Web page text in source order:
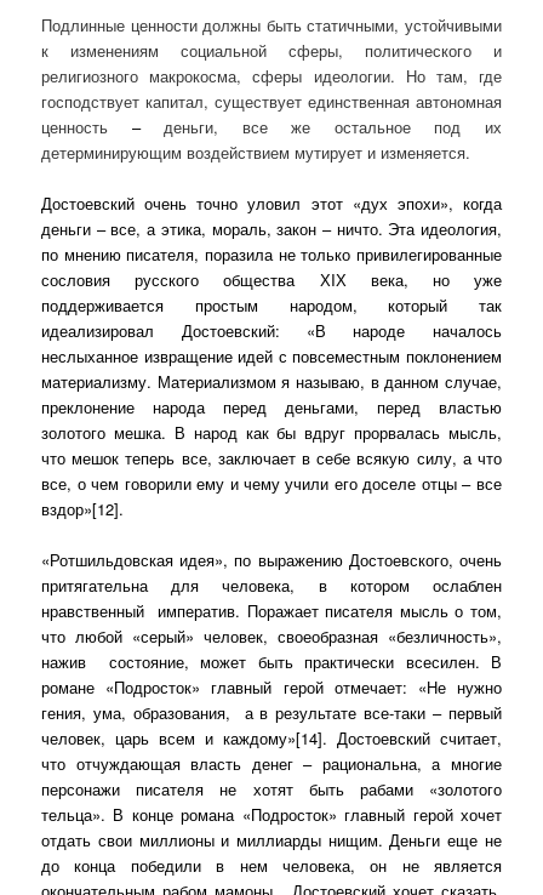
Подлинные ценности должны быть статичными, устойчивыми
к изменениям социальной сферы, политического и
религиозного макрокосма, сферы идеологии. Но там, где
господствует капитал, существует единственная автономная
ценность –деньги, все же остальное под их
детерминирующим воздействием мутирует и изменяется.
Достоевский очень точно уловил этот «дух эпохи», когда
деньги – все, а этика, мораль, закон – ничто. Эта идеология,
по мнению писателя, поразила не только привилегированные
сословия русского общества ХIХ века, но уже
поддерживается простым народом, который так
идеализировал Достоевский: «В народе началось
неслыханное извращение идей с повсеместным поклонением
материализму. Материализмом я называю, в данном случае,
преклонение народа перед деньгами, перед властью
золотого мешка. В народ как бы вдруг прорвалась мысль,
что мешок теперь все, заключает в себе всякую силу, а что
все, о чем говорили ему и чему учили его доселе отцы – все
вздор»[12].
«Ротшильдовская идея», по выражению Достоевского, очень
притягательна для человека, в котором ослаблен
нравственный императив. Поражает писателя мысль о том,
что любой «серый» человек, своеобразная «безличность»,
нажив
состояние, может быть практически всесилен. В
романе «Подросток» главный герой отмечает: «Не нужно
гения, ума, образования,
а в результате все-таки – первый
человек, царь всем и каждому»[14]. Достоевский считает,
что отчуждающая власть денег – рациональна, а многие
персонажи писателя не хотят быть рабами «золотого
тельца». В конце романа «Подросток» главный герой хочет
отдать свои миллионы и миллиарды нищим. Деньги еще не
до конца победили в нем человека, он не является